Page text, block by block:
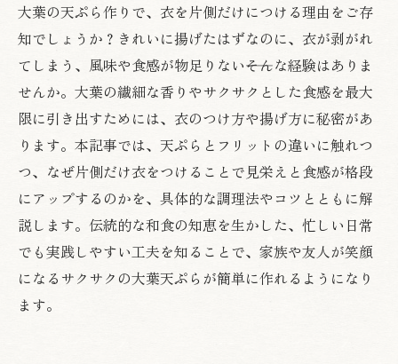
大葉の天ぷら作りで、衣を片側だけにつける理由をご存
知でしょうか？きれいに揚げたはずなのに、衣が剥がれ
てしまう、風味や食感が物足りない――そんな経験はありま
せんか。大葉の繊細な香りやサクサクとした食感を最大
限に引き出すためには、衣のつけ方や揚げ方に秘密があ
ります。本記事では、天ぷらとフリットの違いに触れつ
つ、なぜ片側だけ衣をつけることで見栄えと食感が格段
にアップするのかを、具体的な調理法やコツとともに解
説します。伝統的な和食の知恵を生かした、忙しい日常
でも実践しやすい工夫を知ることで、家族や友人が笑顔
になるサクサクの大葉天ぷらが簡単に作れるようになり
ます。